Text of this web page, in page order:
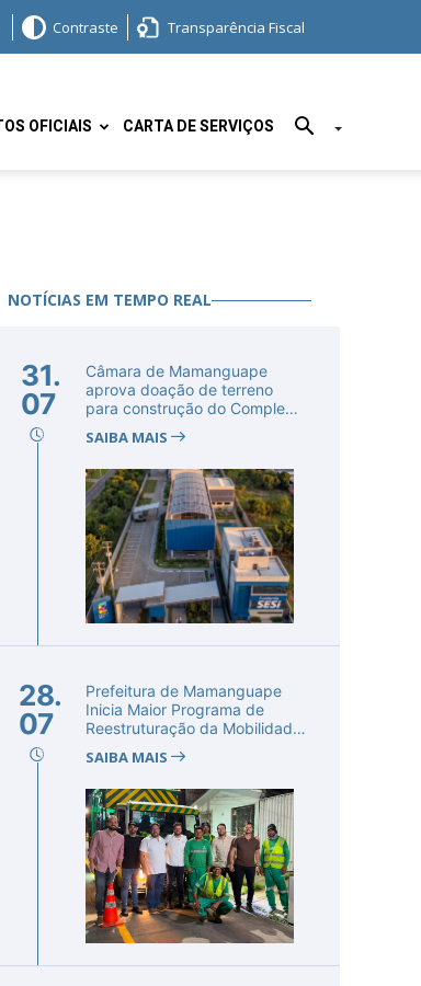
Contraste Transparência Fiscal
OFICIAIS CARTA DE SERVIÇOS
NOTÍCIAS EM TEMPO REAL
31.
07
Câmara de Mamanguape
aprova doação de terreno
para construção do Complexo
SAIBA MAIS
28.
07
Prefeitura de Mamanguape
Inicia Maior Programa de
Reestruturação da Mobilidade
SAIBA MAIS